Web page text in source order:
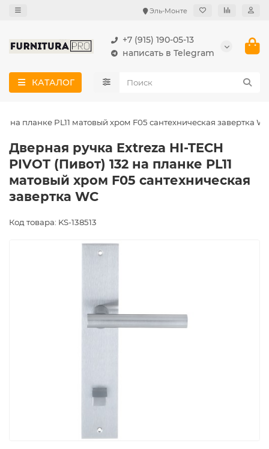
Эль-Монте
+7 (915) 190-05-13
написать в Telegram
КАТАЛОГ
на планке PL11 матовый хром F05 сантехническая завертка
Дверная ручка Extreza HI-TECH
PIVOT (Пивот) 132 на планке PL11
матовый хром F05 сантехническая
завертка WC
Код товара: KS-138513